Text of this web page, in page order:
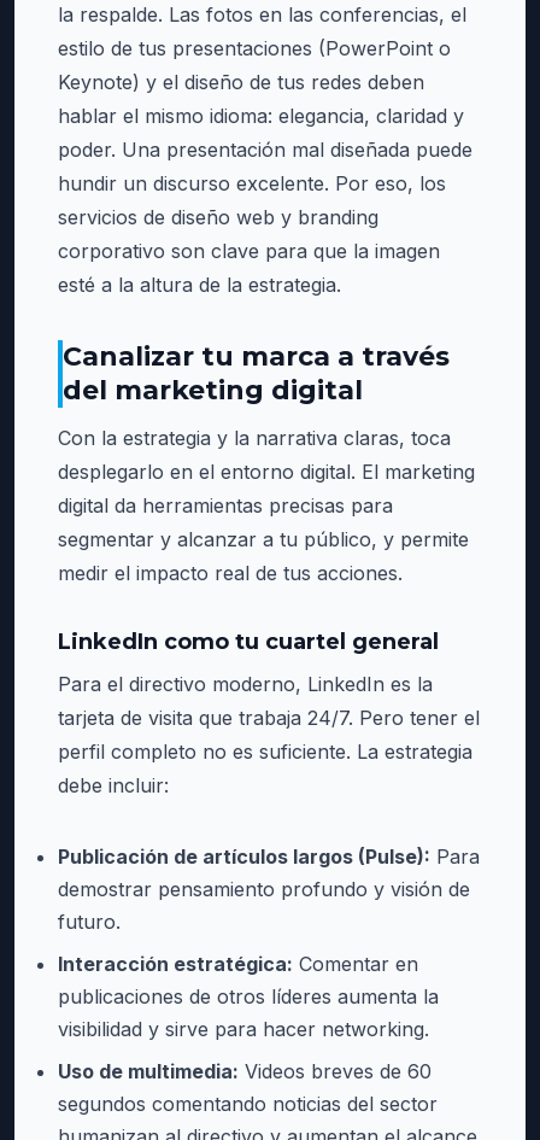
la respalde. Las fotos en las conferencias, el
estilo de tus presentaciones (PowerPoint o
Keynote) y el diseño de tus redes deben
hablar el mismo idioma: elegancia, claridad y
poder. Una presentación mal diseñada puede
hundir un discurso excelente. Por eso, los
servicios de diseño web y branding
corporativo son clave para que la imagen
esté a la altura de la estrategia.
Canalizar tu marca a través
del marketing digital
Con la estrategia y la narrativa claras, toca
desplegarlo en el entorno digital. El marketing
digital da herramientas precisas para
segmentar y alcanzar a tu público, y permite
medir el impacto real de tus acciones.
LinkedIn como tu cuartel general
Para el directivo moderno, LinkedIn es la
tarjeta de visita que trabaja 24/7. Pero tener el
perfil completo no es suficiente. La estrategia
debe incluir:
Publicación de artículos largos (Pulse): Para
demostrar pensamiento profundo y visión de
futuro.
Interacción estratégica: Comentar en
publicaciones de otros líderes aumenta la
visibilidad y sirve para hacer networking.
Uso de multimedia: Videos breves de 60
segundos comentando noticias del sector